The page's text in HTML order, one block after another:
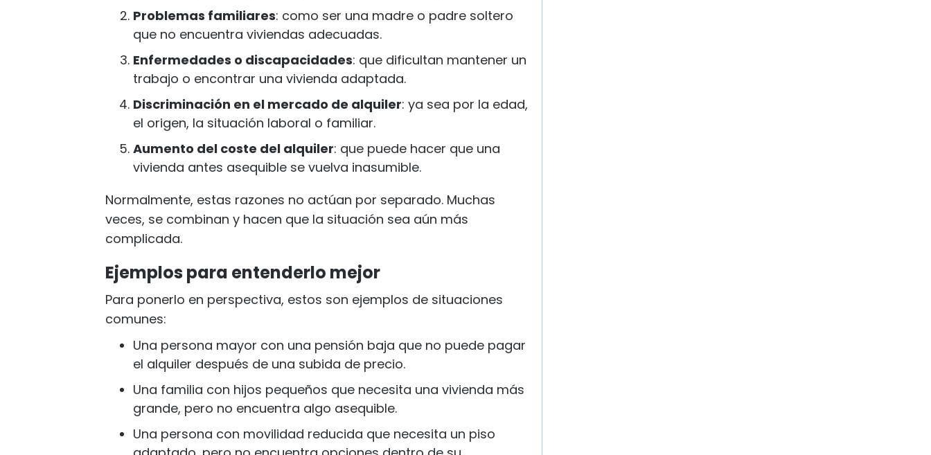
Problemas familiares: como ser una madre o padre soltero
que no encuentra viviendas adecuadas.
Enfermedades o discapacidades: que dificultan mantener un
trabajo o encontrar una vivienda adaptada.
Discriminación en el mercado de alquiler: ya sea por la edad,
el origen, la situación laboral o familiar.
Aumento del coste del alquiler: que puede hacer que una
vivienda antes asequible se vuelva inasumible.
Normalmente, estas razones no actúan por separado. Muchas
veces, se combinan y hacen que la situación sea aún más
complicada.
Ejemplos para entenderlo mejor
Para ponerlo en perspectiva, estos son ejemplos de situaciones
comunes:
Una persona mayor con una pensión baja que no puede pagar
el alquiler después de una subida de precio.
Una familia con hijos pequeños que necesita una vivienda más
grande, pero no encuentra algo asequible.
Una persona con movilidad reducida que necesita un piso